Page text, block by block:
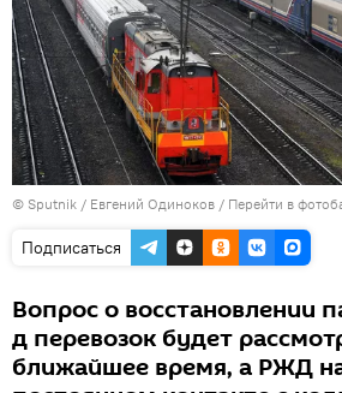
© Sputnik / Евгений Одиноков / Перейти в
Подписаться
Вопрос о восстановлении
д перевозок будет
ближайшее время, а РЖД